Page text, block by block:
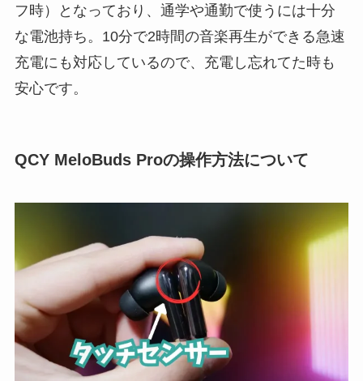
フ時）となっており、通学や通勤で使うには十分
な電池持ち。10分で2時間の音楽再生ができる急速
充電にも対応しているので、充電し忘れてた時も
安心です。
QCY MeloBuds Proの操作方法について